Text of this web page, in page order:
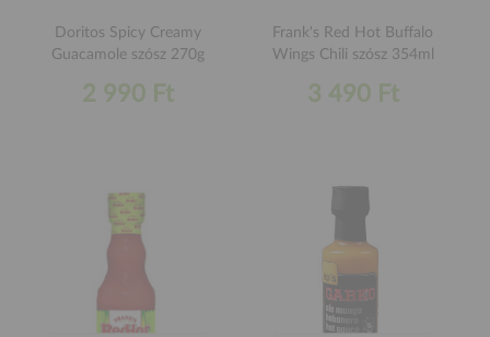
Doritos Spicy Creamy
Guacamole szósz 270g
2 990 Ft
Frank's Red Hot Buffalo
Wings Chili szósz 354ml
3 490 Ft